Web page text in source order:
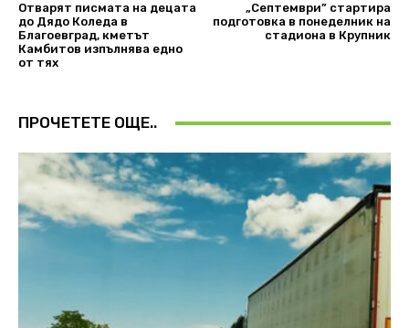
Отварят писмата на децата
до Дядо Коледа в
Благоевград, кметът
Камбитов изпълнява едно
от тях
„Септември” стартира
подготовка в понеделник на
стадиона в Крупник
ПРОЧЕТЕТЕ ОЩЕ..